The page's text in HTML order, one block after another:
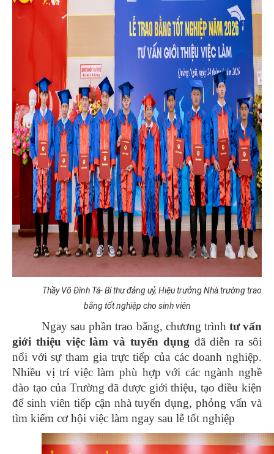
Thầy Võ Đình Tá- Bí thư đảng uỷ, Hiệu trưởng Nhà trường trao
bằng tốt nghiệp cho sinh viên
Ngay sau phần trao bằng, chương trình tư vấn
giới thiệu việc làm và tuyển dụng đã diễn ra sôi
nổi với sự tham gia trực tiếp của các doanh nghiệp.
Nhiều vị trí việc làm phù hợp với các ngành nghề
đào tạo của Trường đã được giới thiệu, tạo điều kiện
để sinh viên tiếp cận nhà tuyển dụng, phỏng vấn và
tìm kiếm cơ hội việc làm ngay sau lễ tốt nghiệp